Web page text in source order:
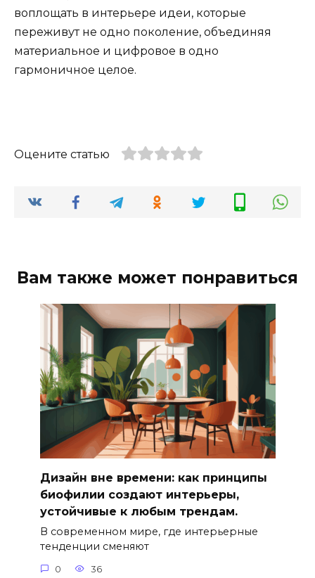
воплощать в интерьере идеи, которые
переживут не одно поколение, объединяя
материальное и цифровое в одно
гармоничное целое.
Оцените статью
Вам также может понравиться
Дизайн вне времени: как принципы
биофилии создают интерьеры,
устойчивые к любым трендам.
В современном мире, где интерьерные
тенденции сменяют
0 36